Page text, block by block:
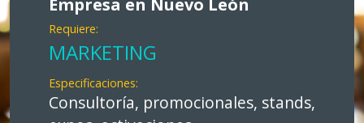
Empresa en Nuevo León
Requiere:
MARKETING
Especificaciones:
Consultoría, promocionales, stands,